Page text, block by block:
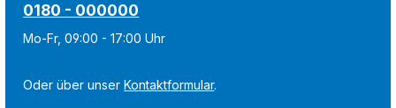
0180 - 000000
Mo-Fr, 09:00 - 17:00 Uhr
Oder über unserKontaktformular.